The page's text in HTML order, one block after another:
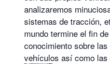
analizaremos
sistemas de tracción,
mundo termine el fin
conocimiento sobre
vehículos así como las